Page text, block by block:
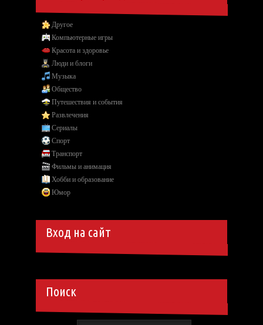
Другое
Компьютерные игры
Красота и здоровье
Люди и блоги
Музыка
Общество
Путешествия и события
Развлечения
Сериалы
Спорт
Транспорт
Фильмы и анимация
Хобби и образование
Юмор
Вход на сайт
Поиск